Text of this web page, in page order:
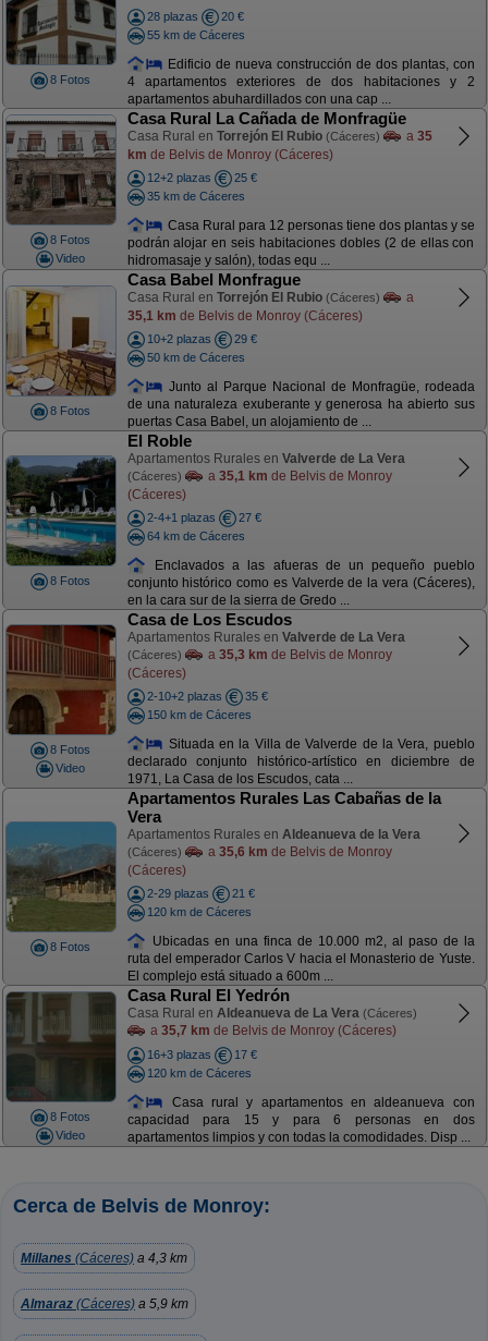
8 Fotos
28 plazas
20 €
55 km de Cáceres
Edificio de nueva construcción de dos plantas, con
4 apartamentos exteriores de dos habitaciones y 2
apartamentos abuhardillados con una cap ...
8 Fotos
Video
Casa Rural La Cañada de Monfragüe
Casa Rural en Torrejón El Rubio (Cáceres) a 35
km de Belvis de Monroy (Cáceres)
12+2 plazas
25 €
35 km de Cáceres
Casa Rural para 12 personas tiene dos plantas y se
podrán alojar en seis habitaciones dobles (2 de ellas con
hidromasaje y salón), todas equ ...
8 Fotos
Casa Babel Monfrague
Casa Rural en Torrejón El Rubio (Cáceres)
a
35,1 km de Belvis de Monroy (Cáceres)
10+2 plazas
29 €
50 km de Cáceres
Junto al Parque Nacional de Monfragüe, rodeada
de una naturaleza exuberante y generosa ha abierto sus
puertas Casa Babel, un alojamiento de ...
8 Fotos
El Roble
Apartamentos Rurales en Valverde de La Vera
(Cáceres) a 35,1 km de Belvis de Monroy
(Cáceres)
2-4+1 plazas
27 €
64 km de Cáceres
Enclavados a las afueras de un pequeño pueblo
conjunto histórico como es Valverde de la vera (Cáceres),
en la cara sur de la sierra de Gredo ...
8 Fotos
Video
Casa de Los Escudos
Apartamentos Rurales en Valverde de La Vera
(Cáceres) a 35,3 km de Belvis de Monroy
(Cáceres)
2-10+2 plazas
35 €
150 km de Cáceres
Situada en la Villa de Valverde de la Vera, pueblo
declarado conjunto histórico-artístico en diciembre de
1971, La Casa de los Escudos, cata ...
8 Fotos
Apartamentos Rurales Las Cabañas de la
Vera
Apartamentos Rurales en Aldeanueva de la Vera
(Cáceres) a 35,6 km de Belvis de Monroy
(Cáceres)
2-29 plazas
21 €
120 km de Cáceres
Ubicadas en una finca de 10.000 m2, al paso de la
ruta del emperador Carlos V hacia el Monasterio de Yuste.
El complejo está situado a 600m ...
8 Fotos
Video
Casa Rural El Yedrón
Casa Rural en Aldeanueva de La Vera (Cáceres)
a 35,7 km de Belvis de Monroy (Cáceres)
16+3 plazas
17 €
120 km de Cáceres
Casa rural y apartamentos en aldeanueva con
capacidad para 15 y para 6 personas en dos
apartamentos limpios y con todas la comodidades. Disp ...
Cerca de Belvis de Monroy:
Millanes (Cáceres) a 4,3 km
Almaraz (Cáceres) a 5,9 km